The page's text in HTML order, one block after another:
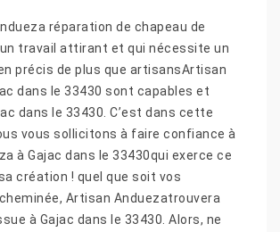
réparation de chapeau de
travail attirant et qui nécessite un
précis de plus que artisansArtisan
dans le 33430 sont capables et
dans le 33430. C’est dans cette
vous sollicitons à faire confiance à
à Gajac dans le 33430qui exerce ce
création ! quel que soit vos
Artisan Anduezatrouvera
à Gajac dans le 33430. Alors, ne